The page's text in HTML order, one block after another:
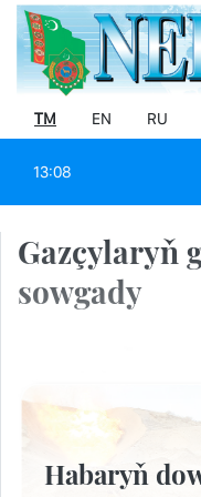
TM EN RU
13:08
Gazçylaryň
sowgady
Habaryň